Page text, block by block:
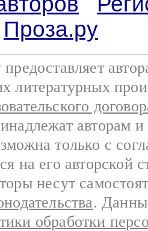
Проза.ру
литературных
авторам
только с
на его авторской
несут
.
обработки